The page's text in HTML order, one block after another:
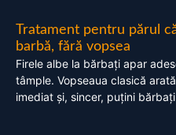
Tratament pentru părul
barbă, fără vopsea
Firele albe la bărbați apar
tâmple. Vopseaua clasică
imediat și, sincer, puțini bărbați